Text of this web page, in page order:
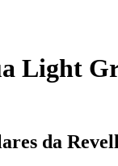
Light
da